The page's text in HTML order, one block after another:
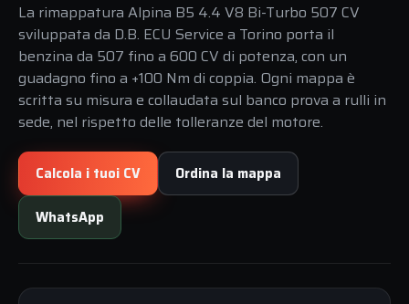
La rimappatura Alpina B5 4.4 V8 Bi-Turbo 507 CV
sviluppata da D.B. ECU Service a Torino porta il
benzina da 507 fino a 600 CV di potenza, con un
guadagno fino a +100 Nm di coppia. Ogni mappa è
scritta su misura e collaudata sul banco prova a rulli in
sede, nel rispetto delle tolleranze del motore.
Calcola i tuoi CV Ordina la mappa
WhatsApp